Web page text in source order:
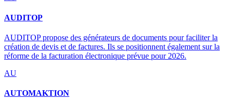
AUDITOP
AUDITOP propose des générateurs de documents pour faciliter la
création de devis et de factures. Ils se positionnent également sur la
réforme de la facturation électronique prévue pour 2026.
AU
AUTOMAKTION